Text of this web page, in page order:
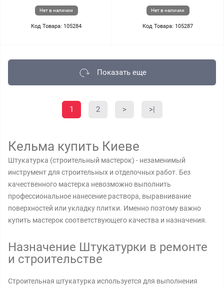
Нет в наличии
Код Товара: 105284
Нет в наличии
Код Товара: 105287
Показать еще
1 2 > >|
Кельма купить Киеве
Штукатурка (строительный мастерок) - незаменимый
инструмент для строительных и отделочных работ. Без
качественного мастерка невозможно выполнить
профессиональное нанесение раствора, выравнивание
поверхностей или укладку плитки. Именно поэтому важно
купить мастерок соответствующего качества и назначения.
Назначение Штукатурки в ремонте
и строительстве
Строительная штукатурка используется для выполнения